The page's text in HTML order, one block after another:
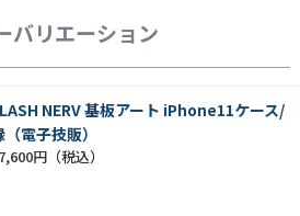
バリエーション
NERV 基板アート iPhone11ケース/
（電子技販）
円